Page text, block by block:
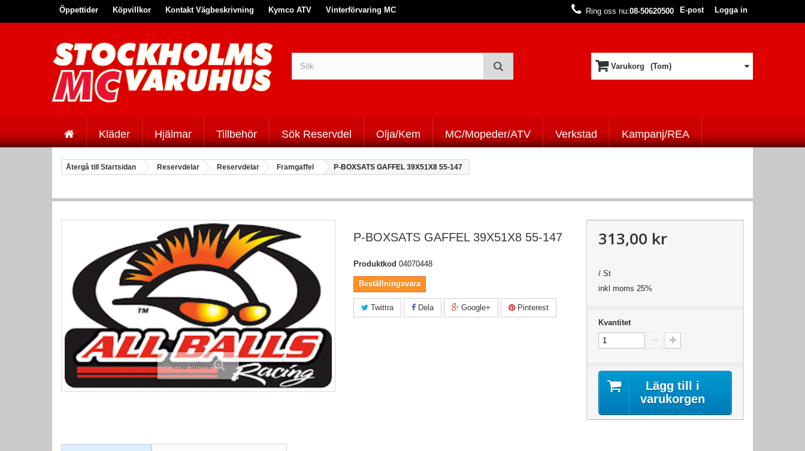
Öppettider Köpvillkor Kontakt Vägbeskrivning Kymco ATV Vinterförvaring MC Logga in
E-post
Ring oss nu:08-50620500
Varukorg (Tom)
Kläder Hjälmar Tillbehör Sök Reservdel Olja/Kem MC/Mopeder/ATV Verkstad Kampanj/REA
Återgå till Startsidan Reservdelar Reservdelar Framgaffel P-BOXSATS GAFFEL 39X51X8 55-147
Visa större
P-BOXSATS GAFFEL 39X51X8 55-147
Produktkod 04070448
Beställningsvara
Twittra Dela Google+ Pinterest
313,00 kr
/ St
inkl moms 25%
Kvantitet
Lägg till i
varukorgen